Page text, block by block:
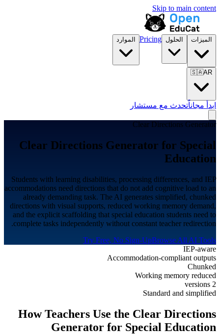
Skip to main content
الميزات الحلول Pricing الموارد
🇸🇦AR
ابدأ مجاناًتحدث مع مستشار
Clear Directions Generator
Clear Directions Generator for Special
Education
Students with learning disabilities, processing differences, and IEP
accommodations need directions that do not add cognitive load to an
already demanding task. The AI generates simplified, chunked
directions with visual supports, reduced working memory demand,
and the explicit scaffolding that special education students need to
complete tasks independently without constant teacher redirection.
Try Free, No Sign-UpBrowse All AI Tools
IEP-aware
Accommodation-compliant outputs
Chunked
Working memory reduced
2 versions
Standard and simplified
How Teachers Use the Clear Directions
Generator for Special Education